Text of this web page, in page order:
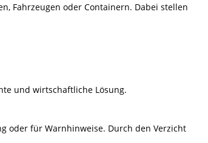
Fahrzeugen oder Containern. Dabei stellen
und wirtschaftliche Lösung.
oder für Warnhinweise. Durch den Verzicht